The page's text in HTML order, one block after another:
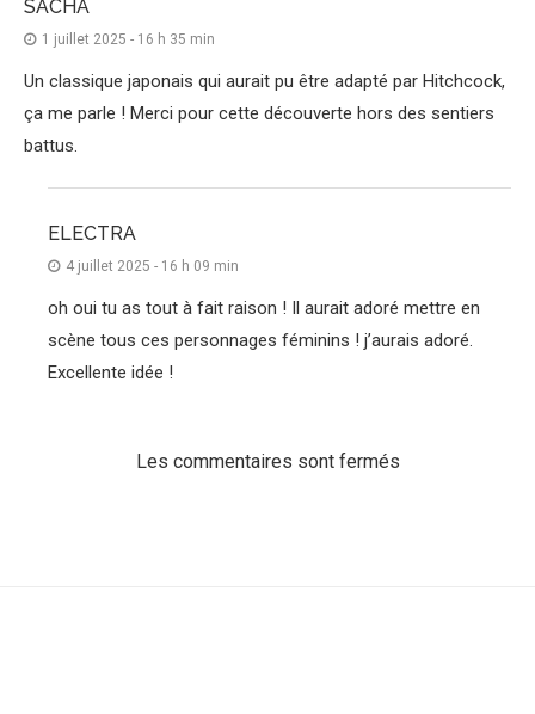
SACHA
1 juillet 2025 - 16 h 35 min
Un classique japonais qui aurait pu être adapté par Hitchcock,
ça me parle ! Merci pour cette découverte hors des sentiers
battus.
ELECTRA
4 juillet 2025 - 16 h 09 min
oh oui tu as tout à fait raison ! Il aurait adoré mettre en
scène tous ces personnages féminins ! j’aurais adoré.
Excellente idée !
Les commentaires sont fermés